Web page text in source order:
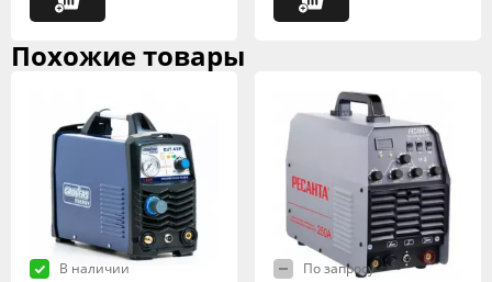
Похожие товары
В наличии
По запросу